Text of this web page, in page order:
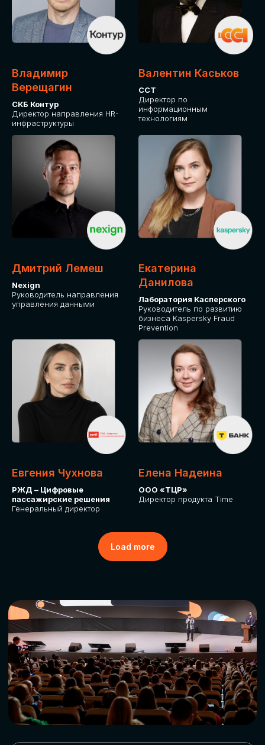
Владимир
Верещагин
СКБ Контур
Директор направления HR-
инфраструктуры
Валентин Каськов
ССТ
Директор по
информационным
технологиям
Дмитрий Лемеш
Nexign
Руководитель направления
управления данными
Екатерина
Данилова
Лаборатория Касперского
Руководитель по развитию
бизнеса Kaspersky Fraud
Prevention
Евгения Чухнова
РЖД – Цифровые
пассажирские решения
Генеральный директор
Елена Надеина
ООО «ТЦР»
Директор продукта Time
Load more
ДЛЯ ОПЛАТЫ БИЛЕТОВ
Оплата через сервис Timepad
ПРИОБРЕСТИ БИЛЕТ